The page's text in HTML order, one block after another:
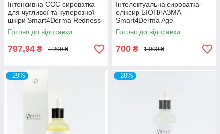
Інтенсивна СОС сироватка
для чутливої та куперозної
шкіри Smart4Derma Redness
Correct DERMA SOS SERUM
MAGNOLIA REPAIR
Готово до відправки
797,94 ₴ 1 209 ₴
Інтелектуальна сироватка-
еліксир БІОПЛАЗМА
Smart4Derma Age
Performance BIOPLASMA
SMART ELIXIR
50мл
Готово до відправки
700 ₴ 1 000 ₴
–29% –28%